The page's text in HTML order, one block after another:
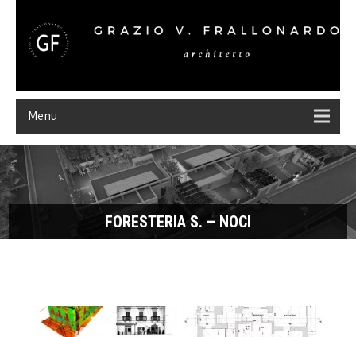
Menu
FORESTERIA S. – NOCI